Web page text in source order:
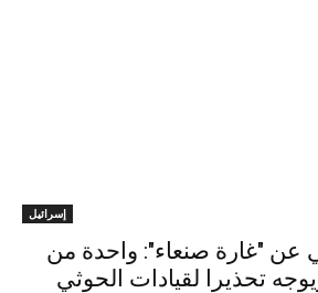
إسرائيل
عن "غارة صنعاء": واحدة من
تحذيرا لقيادات الحوثي